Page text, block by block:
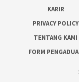
KARIR
PRIVACY POLICY
TENTANG KAMI
FORM